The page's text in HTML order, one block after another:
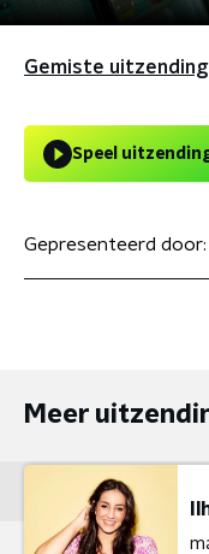
Gemiste
Speel
Gepresenteerd door:
Meer